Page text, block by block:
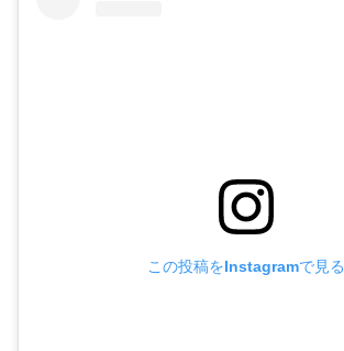
この投稿をInstagramで見る